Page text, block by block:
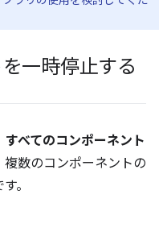
一時停止する
すべてのコンポーネント
複数のコンポーネントの
。